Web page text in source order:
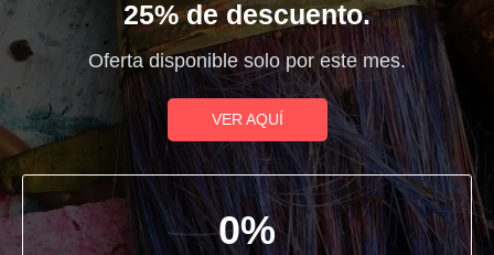
25% de descuento.
Oferta disponible solo por este mes.
VER AQUÍ
0%